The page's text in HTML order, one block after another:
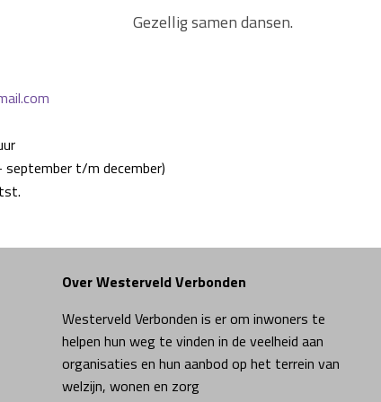
Gezellig samen dansen.
t/m december)
Over Westerveld Verbonden
Westerveld Verbonden is er om inwoners te
helpen hun weg te vinden in de veelheid aan
organisaties en hun aanbod op het terrein van
welzijn, wonen en zorg